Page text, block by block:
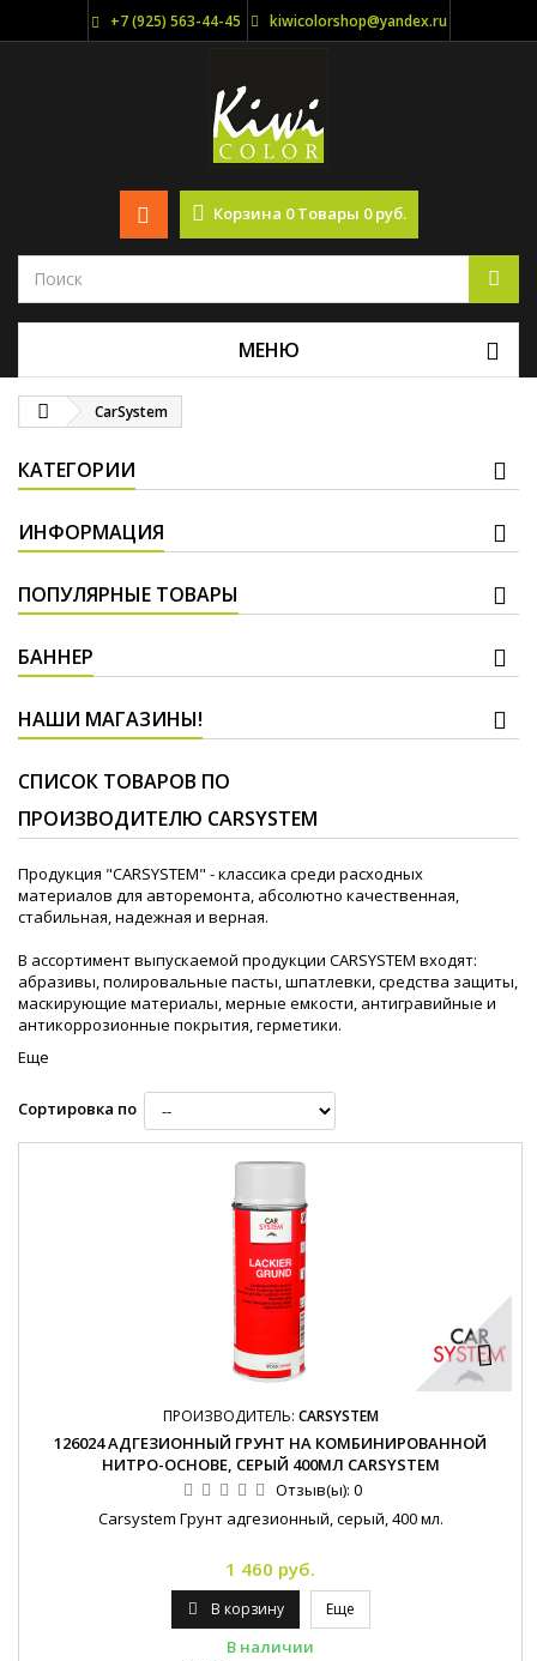
+7 (925) 563-44-45 kiwicolorshop@yandex.ru
Корзина 0 Товары 0 руб.
МЕНЮ
CarSystem
КАТЕГОРИИ
ИНФОРМАЦИЯ
ПОПУЛЯРНЫЕ ТОВАРЫ
БАННЕР
НАШИ МАГАЗИНЫ!
СПИСОК ТОВАРОВ ПО
ПРОИЗВОДИТЕЛЮ CARSYSTEM
Продукция "CARSYSTEM" - классика среди расходных
материалов для авторемонта, абсолютно качественная,
стабильная, надежная и верная.
В ассортимент выпускаемой продукции CARSYSTEM входят:
абразивы, полировальные пасты, шпатлевки, средства защиты,
маскирующие материалы, мерные емкости, антигравийные и
антикоррозионные покрытия, герметики.
Еще
Сортировка по
ПРОИЗВОДИТЕЛЬ: CARSYSTEM
126024 АДГЕЗИОННЫЙ ГРУНТ НА КОМБИНИРОВАННОЙ
НИТРО-ОСНОВЕ, СЕРЫЙ 400МЛ CARSYSTEM
Отзыв(ы): 0
Carsystem Грунт адгезионный, серый, 400 мл.
1 460 руб.
В корзину Еще
В наличии